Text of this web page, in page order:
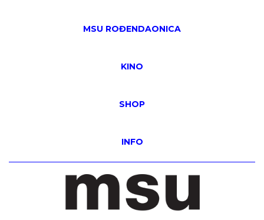
MSU ROĐENDAONICA
KINO
SHOP
INFO